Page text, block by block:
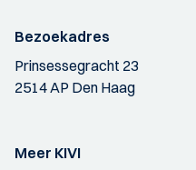
Bezoekadres
Prinsessegracht 23
2514 AP Den Haag
Meer KIVI